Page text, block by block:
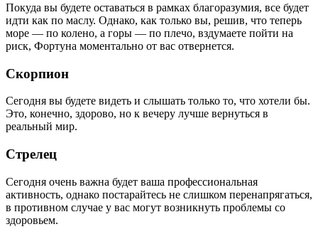
Покуда вы будете оставаться в рамках благоразумия, все будет
идти как по маслу. Однако, как только вы, решив, что теперь
море — по колено, а горы — по плечо, вздумаете пойти на
риск, Фортуна моментально от вас отвернется.
Скорпион
Сегодня вы будете видеть и слышать только то, что хотели бы.
Это, конечно, здорово, но к вечеру лучше вернуться в
реальный мир.
Стрелец
Сегодня очень важна будет ваша профессиональная
активность, однако постарайтесь не слишком перенапрягаться,
в противном случае у вас могут возникнуть проблемы со
здоровьем.